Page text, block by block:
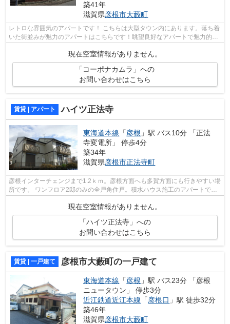
築41年
滋賀県彦根市大藪町
レトロな雰囲気のアパートです！ こちらは大型タウン内にあります。落ち着
いた街並みが魅力のアパートはこちらです！眺望良好なアパートで魅力的で
現在空室情報がありません。
「コーポナカムラ」への
お問い合わせはこちら
賃貸 | アパート ハイツ正法寺
東海道本線 「彦根 」駅 バス10分 「正法
寺変電所」 停歩4分
築34年
滋賀県彦根市正法寺町
彦根インターチェンジまで1.2ｋｍ。彦根方面へも多賀方面にも行きやすい場
所です。 ワンフロア2邸のみの全戸角住戸。積水ハウス施工のアパートで
す。 コンパクトにまとまったアパート...
現在空室情報がありません。
「ハイツ正法寺」への
お問い合わせはこちら
賃貸 | 一戸建て 彦根市大藪町の一戸建て
東海道本線 「彦根 」駅 バス23分 「彦根
ニュータウン」 停歩3分
近江鉄道近江本線 「彦根口 」駅 徒歩32分
築46年
滋賀県彦根市大藪町